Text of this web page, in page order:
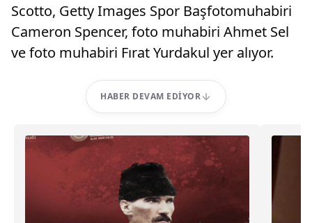
Scotto, Getty Images Spor Başfotomuhabiri
Cameron Spencer, foto muhabiri Ahmet Sel
ve foto muhabiri Fırat Yurdakul yer alıyor.
HABER DEVAM EDIYOR